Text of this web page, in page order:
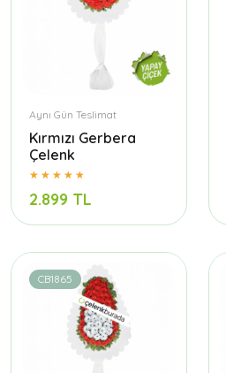
Aynı Gün Teslimat
Kırmızı Gerbera
Çelenk
2.899 TL
CB1865